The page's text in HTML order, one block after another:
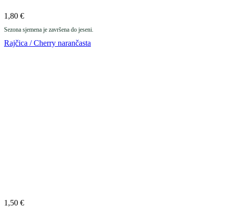
1,80 €
Sezona sjemena je završena do jeseni.
Rajčica / Cherry narančasta
1,50 €